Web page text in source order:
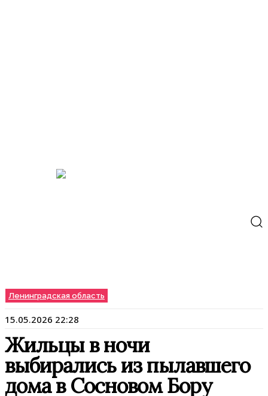
Ленинградская область
15.05.2026 22:28
Жильцы в ночи
выбирались из пылавшего
дома в Сосновом Бору